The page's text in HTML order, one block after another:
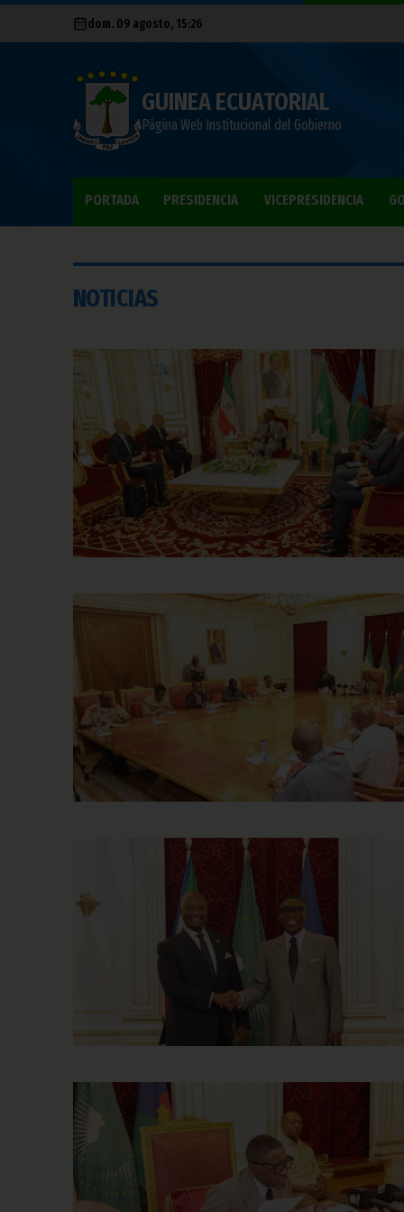
dom. 09 agosto, 15:26
GUINEA ECUATORIAL
Página Web Institucional del Gobierno
PORTADA PRESIDENCIA VICEPRESIDENCIA
NOTICIAS